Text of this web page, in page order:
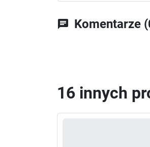
chat Komentarze
16 innych